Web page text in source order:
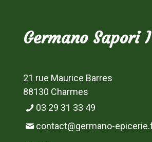
Germano Sapori
21 rue Maurice Barres
88130 Charmes
03 29 31 33 49
contact@germano-